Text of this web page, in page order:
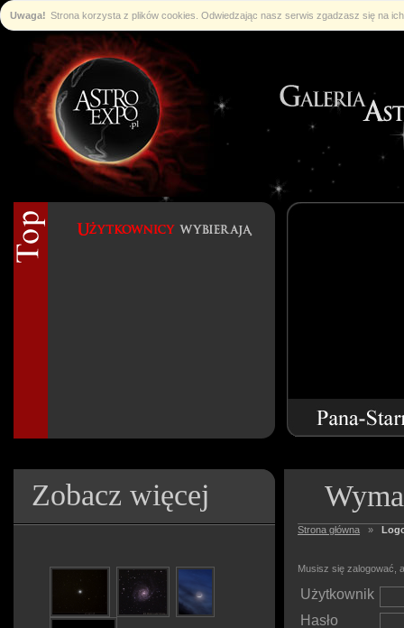
Uwaga! Strona korzysta z plików cookies. Odwiedzając nasz serwis zgadzasz się na
Zobacz więcej
Strona główna »
Musisz się zalogować,
Użytkownik
Hasło